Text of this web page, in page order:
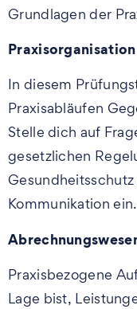
Grundlagen der
In diesem
Praxisabläufen
Stelle dich auf
gesetzlichen
Kommunikation ein.
Praxisbezogene
Lage bist,